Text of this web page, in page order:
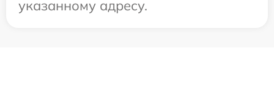
указанному адресу.